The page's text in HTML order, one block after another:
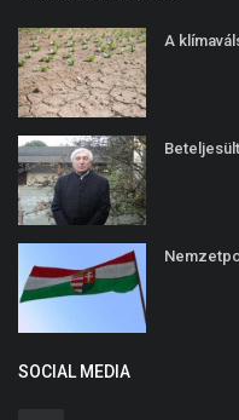
A
SOCIAL MEDIA